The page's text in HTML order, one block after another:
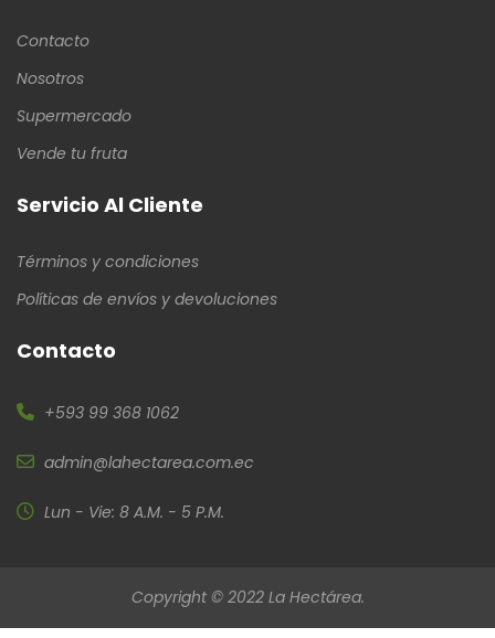
Contacto
Nosotros
Supermercado
Vende tu fruta
Servicio Al Cliente
Términos y condiciones
Políticas de envíos y devoluciones
Contacto
+593 99 368 1062
admin@lahectarea.com.ec
Lun - Vie: 8 A.M. - 5 P.M.
Copyright © 2022 La Hectárea.